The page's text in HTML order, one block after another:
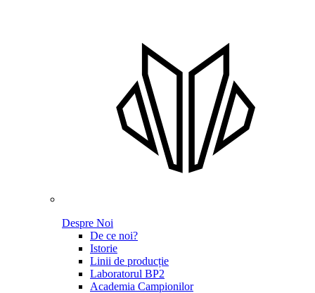
Despre Noi
De ce noi?
Istorie
Linii de producție
Laboratorul BP2
Academia Campionilor